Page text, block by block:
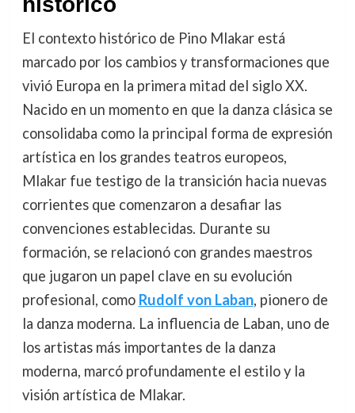
El contexto histórico de Pino Mlakar está
marcado por los cambios y transformaciones que
vivió Europa en la primera mitad del siglo XX.
Nacido en un momento en que la danza clásica se
consolidaba como la principal forma de expresión
artística en los grandes teatros europeos,
Mlakar fue testigo de la transición hacia nuevas
corrientes que comenzaron a desafiar las
convenciones establecidas. Durante su
formación, se relacionó con grandes maestros
que jugaron un papel clave en su evolución
profesional, como Rudolf von Laban, pionero de
la danza moderna. La influencia de Laban, uno de
los artistas más importantes de la danza
moderna, marcó profundamente el estilo y la
visión artística de Mlakar.